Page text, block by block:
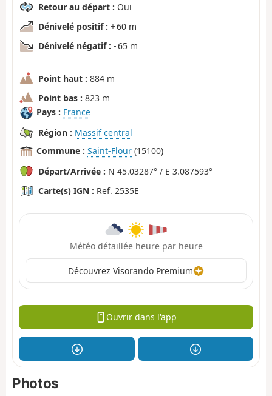
Retour au départ : Oui
Dénivelé positif : + 60 m
Dénivelé négatif : - 65 m
Point haut : 884 m
Point bas : 823 m
Pays : France
Région : Massif central
Commune : Saint-Flour (15100)
Départ/Arrivée : N 45.03287° / E 3.087593°
Carte(s) IGN : Ref. 2535E
Météo détaillée heure par heure
Découvrez Visorando Premium
Ouvrir dans l'app
Photos